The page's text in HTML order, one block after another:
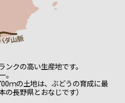
ンクの高い生産地です。
。
ｍの土地は、ぶどうの育成に最
長野県とおなじです）